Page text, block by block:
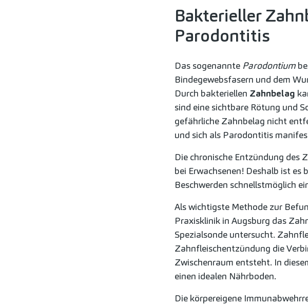
Bakterieller
Parodontitis
Das sogenannte Parodontium
Bindegewebsfasern und dem
Durch bakteriellen Zahnbelag
sind eine sichtbare Rötung und
gefährliche Zahnbelag nicht
und sich als Parodontitis
Die chronische Entzündung des
bei Erwachsenen! Deshalb ist
Beschwerden schnellstmöglich
Als wichtigste Methode zur
Praxisklinik in Augsburg das
Spezialsonde untersucht.
Zahnfleischentzündung die
Zwischenraum entsteht. In
einen idealen Nährboden.
Die körpereigene